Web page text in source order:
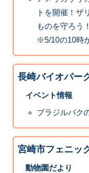
トを開催！ザ
ものを守ろう
※5/10の10時
長崎バイオパー
イベント情報
ブラジルバク
宮崎市フェニッ
動物園だより